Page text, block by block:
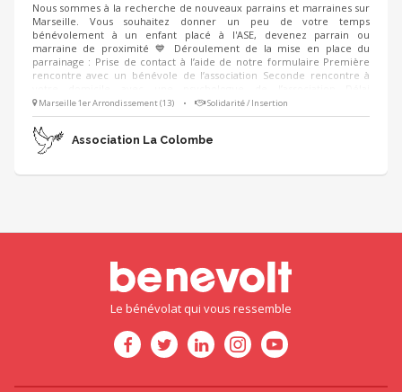
Nous sommes à la recherche de nouveaux parrains et marraines sur
Marseille. Vous souhaitez donner un peu de votre temps
bénévolement à un enfant placé à l'ASE, devenez parrain ou
marraine de proximité 💙 Déroulement de la mise en place du
parrainage : Prise de contact à l’aide de notre formulaire Première
rencontre avec un bénévole de l’association Seconde rencontre à
d’attribution du parrainage Proposition de la mise en relation avec
un(e) filleul(e) Formation pour les futurs parrains Rencontre avec
l’intervenant professionnel au sein de la MECS Rencontre avec le/la
filleul(e)
Marseille 1er Arrondissement (13) • Solidarité / Insertion
Association La Colombe
Le bénévolat qui vous ressemble